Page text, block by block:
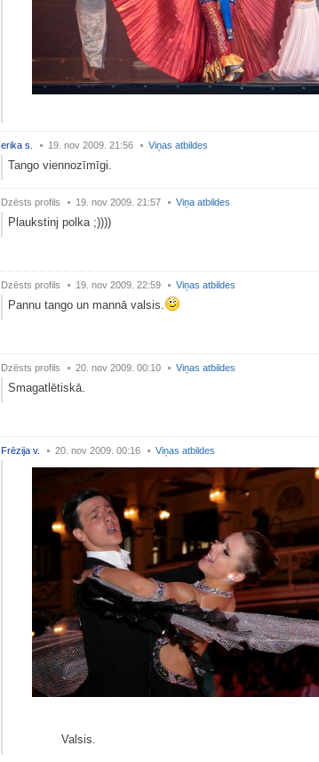
erika s. 19. nov 2009. 21:56 Viņas atbildes
Tango viennozīmīgi.
Dzēsts profils 19. nov 2009. 21:57 Viņa atbildes
Plaukstinj polka ;))))
Dzēsts profils 19. nov 2009. 22:59 Viņas atbildes
Pannu tango un mannā valsis.
Dzēsts profils 20. nov 2009. 00:10 Viņas atbildes
Smagatlētiskā.
Frēzija v. 20. nov 2009. 00:16 Viņas atbildes
Valsis.